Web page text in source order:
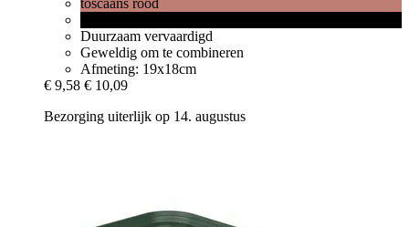
toscaans rood
Duurzaam vervaardigd
Geweldig om te combineren
Afmeting: 19x18cm
€ 9,58 € 10,09
Bezorging uiterlijk op 14. augustus